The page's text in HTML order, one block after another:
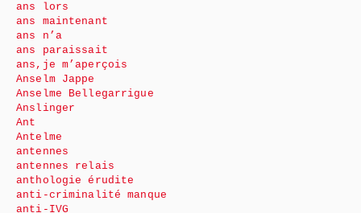
ans lors
ans maintenant
ans n’a
ans paraissait
ans,je m’aperçois
Anselm Jappe
Anselme Bellegarrigue
Anslinger
Ant
Antelme
antennes
antennes relais
anthologie érudite
anti-criminalité manque
anti-IVG